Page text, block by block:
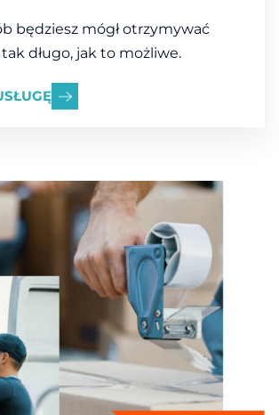
będziesz mógł otrzymywać
długo, jak to możliwe.